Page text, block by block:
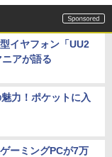
イヤフォン「UU2
アが語る
力！ポケットに入
ーミングPCが7万